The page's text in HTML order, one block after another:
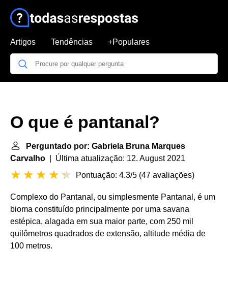
Artigos Tendências +Populares
O que é pantanal?
Perguntado por: Gabriela Bruna Marques
Carvalho | Última atualização: 12. August 2021
Pontuação: 4.3/5 (47 avaliações)
Complexo do Pantanal, ou simplesmente Pantanal, é um
bioma constituído principalmente por uma savana
estépica, alagada em sua maior parte, com 250 mil
quilômetros quadrados de extensão, altitude média de
100 metros.